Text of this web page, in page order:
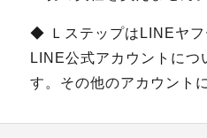
◆ ＬステップはLINEヤフ
LINE公式アカウントにつ
す。その他のアカウント